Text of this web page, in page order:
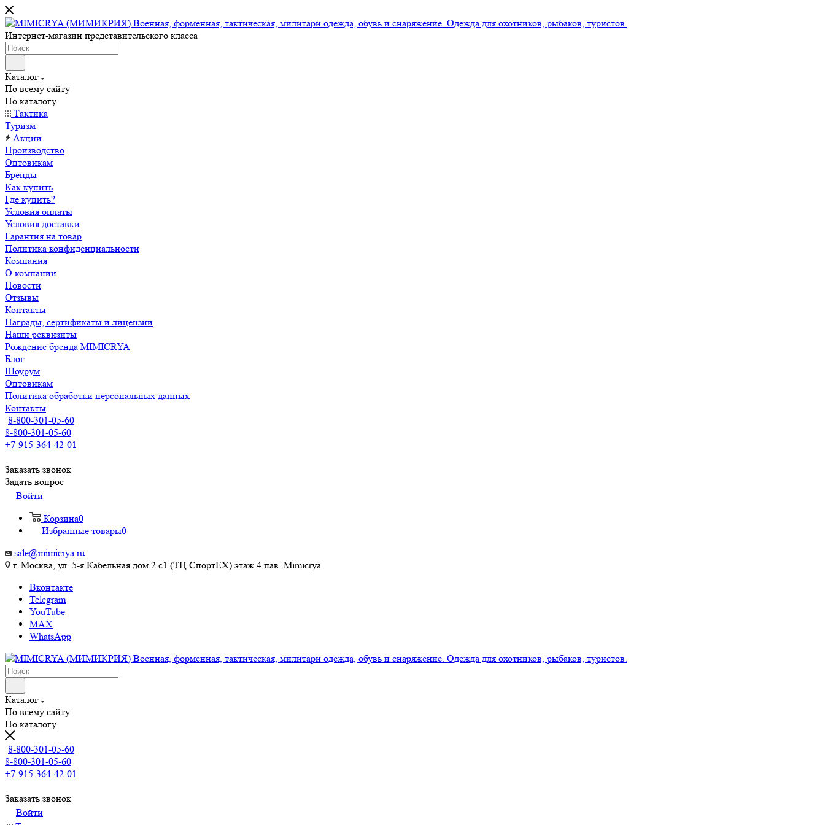
Интернет-магазин представительского класса
Каталог
По всему сайту
По каталогу
Тактика
Туризм
Акции
Производство
Оптовикам
Бренды
Как купить
Где купить?
Условия оплаты
Условия доставки
Гарантия на товар
Политика конфиденциальности
Компания
О компании
Новости
Отзывы
Контакты
Награды, сертификаты и лицензии
Наши реквизиты
Рождение бренда MIMICRYA
Блог
Шоурум
Оптовикам
Политика обработки персональных данных
Контакты
8-800-301-05-60
8-800-301-05-60
+7-915-364-42-01
Заказать звонок
Задать вопрос
Войти
Корзина0
Избранные товары0
sale@mimicrya.ru
г. Москва, ул. 5-я Кабельная дом 2 с1 (ТЦ СпортEX) этаж 4 пав. Mimicrya
Вконтакте
Telegram
YouTube
MAX
WhatsApp
Каталог
По всему сайту
По каталогу
8-800-301-05-60
8-800-301-05-60
+7-915-364-42-01
Заказать звонок
Войти